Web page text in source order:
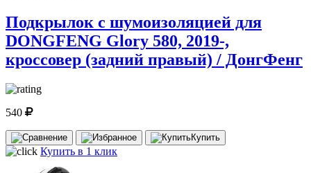
Подкрылок с шумоизоляцией для
DONGFENG Glory 580, 2019-,
кроссовер (задний правый) / ДонгФенг
540
Купить
Купить в 1 клик